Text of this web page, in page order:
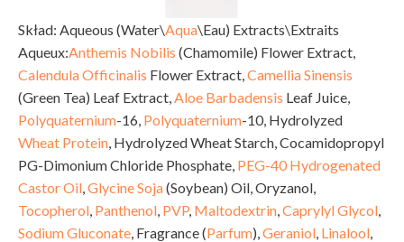
Skład: Aqueous (Water\Aqua\Eau) Extracts\Extraits
Aqueux:Anthemis Nobilis (Chamomile) Flower Extract,
Calendula Officinalis Flower Extract, Camellia Sinensis
(Green Tea) Leaf Extract, Aloe Barbadensis Leaf Juice,
Polyquaternium-16, Polyquaternium-10, Hydrolyzed
Wheat Protein , Hydrolyzed Wheat Starch, Cocamidopropyl
PG-Dimonium Chloride Phosphate, PEG-40 Hydrogenated
Castor Oil Glycine Soja(Soybean) Oil, Oryzanol,
Tocopherol Panthenol PVP, Maltodextrin Caprylyl Glycol
Sodium Gluconate , Fragrance (Parfum), Geraniol Linalool